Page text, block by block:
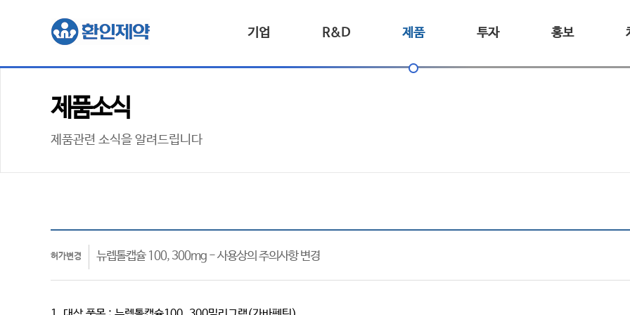
기업 R&D 제품 투자 홍보
제품소식
제품관련 소식을 알려드립니다
허가변경 뉴렙톨캡슐 100, 300mg - 사용상의 주의사항 변경